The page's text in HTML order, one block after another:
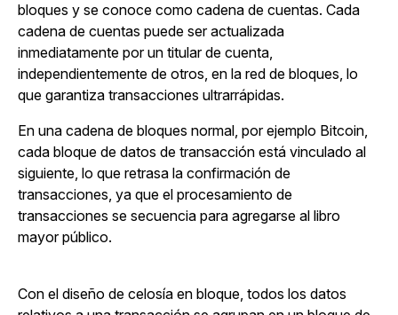
bloques y se conoce como cadena de cuentas. Cada
cadena de cuentas puede ser actualizada
inmediatamente por un titular de cuenta,
independientemente de otros, en la red de bloques, lo
que garantiza transacciones ultrarrápidas.
En una cadena de bloques normal, por ejemplo Bitcoin,
cada bloque de datos de transacción está vinculado al
siguiente, lo que retrasa la confirmación de
transacciones, ya que el procesamiento de
transacciones se secuencia para agregarse al libro
mayor público.
Con el diseño de celosía en bloque, todos los datos